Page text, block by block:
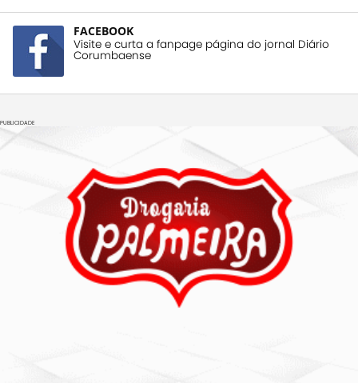
FACEBOOK
Visite e curta a fanpage página do jornal Diário
Corumbaense
PUBLICIDADE